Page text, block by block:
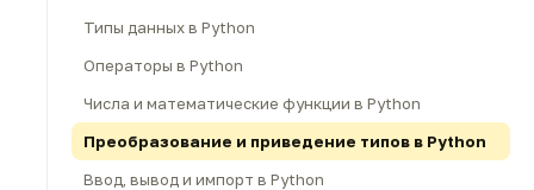
Типы данных в Python
Операторы в Python
Числа и математические функции в Python
Преобразование и приведение типов в Python
Ввод, вывод и импорт в Python